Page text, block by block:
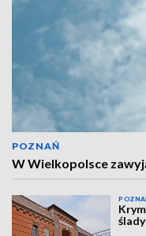
POZNAŃ
W Wielkopolsce